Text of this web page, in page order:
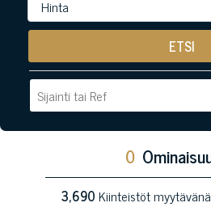
ETSI
0
3,690Kiinteistöt